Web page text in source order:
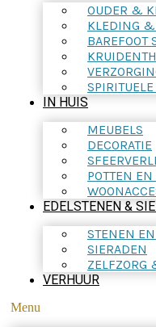
OUDER &
KLEDING &
BAREFOOT
IN HUIS
MEUBELS
DECORATIE
POTTEN
EDELSTENEN &
STENEN
SIERADEN
ZELFZORG
VERHUUR
Menu